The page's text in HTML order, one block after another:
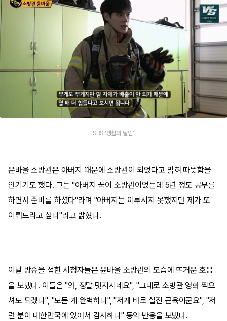
SBS '생활의 달인'
윤바울 소방관은 아버지 때문에 소방관이 되었다고 밝혀 따뜻함을
안기기도 했다. 그는 "아버지 꿈이 소방관이었는데 5년 정도 공부를
하면서 준비를 하셨다"라며 "아버지는 이루시지 못했지만 제가 또
이뤄드리고 싶다"라고 밝혔다.
이날 방송을 접한 시청자들은 윤바울 소방관의 모습에 뜨거운 호응
을 보냈다. 이들은 "와, 정말 멋지시네요", "그대로 소방관 영화 찍으
셔도 되겠다", "모든 게 완벽하다", "저게 바로 실전 근육이군요", "저
런 분이 대한민국에 있어서 감사하다" 등의 반응을 보냈다.